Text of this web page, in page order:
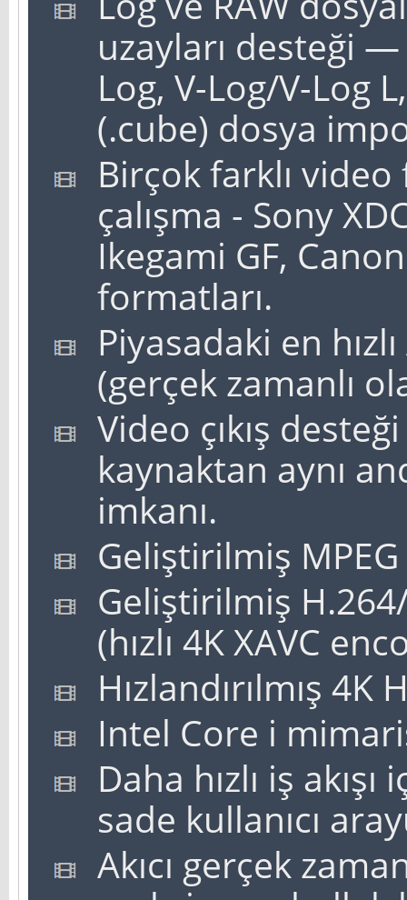
uzayları desteği —
Log, V-Log/V-Log
(.cube) dosya
Birçok farklı
çalışma - Sony
Ikegami GF,
formatları.
Piyasadaki en
(gerçek zamanlı
Video çıkış
kaynaktan aynı
imkanı.
Geliştirilmiş
Geliştirilmiş
(hızlı 4K XAVC
Hızlandırılmış
Intel Core i
Daha hızlı iş
sade kullanıcı
Akıcı gerçek